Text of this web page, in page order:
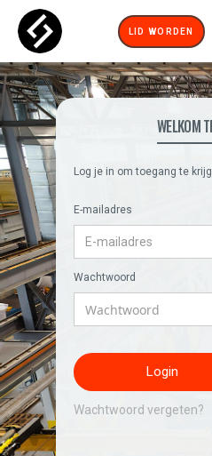
LID WORDEN
WELKOM
Log je in om toegang te
E-mailadres
Wachtwoord
Wachtwoord vergeten?